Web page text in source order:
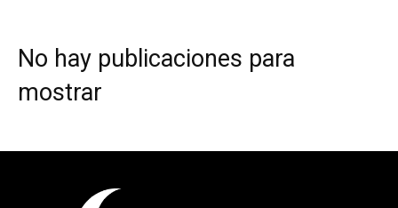
No hay publicaciones para
mostrar